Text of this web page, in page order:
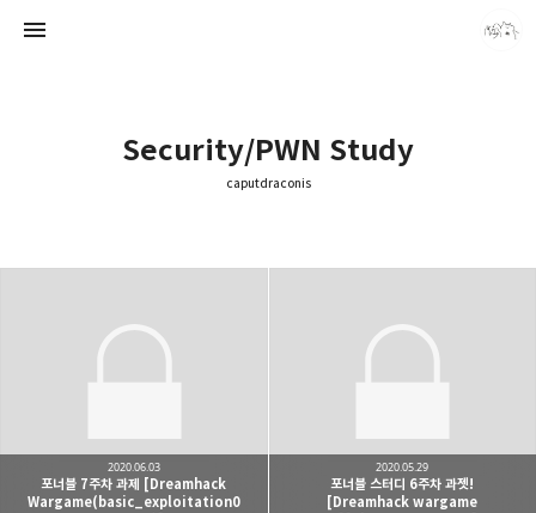
Security/PWN Study
caputdraconis
포너블 7주차 과제 [Dreamhack
Wargame(basic_exploitation0
2020.06.03
포너블 스터디 6주차 과젯!
[Dreamhack wargame
2020.05.29
caputdraconis